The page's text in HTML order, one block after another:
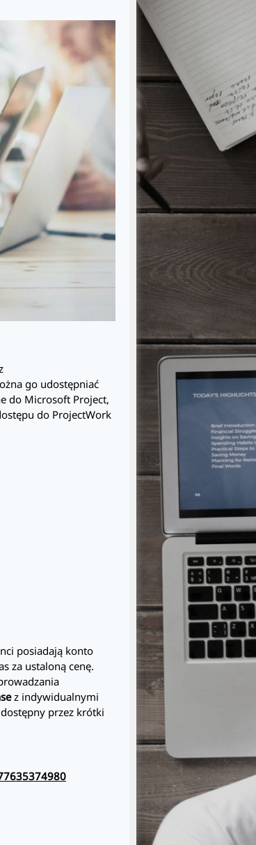
go udostępniać
do Microsoft Project,
do ProjectWork
posiadają konto
za ustaloną cenę.
z indywidualnymi
przez krótki